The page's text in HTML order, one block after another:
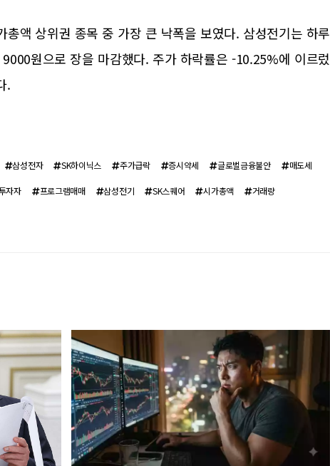
액 상위권 종목 중 가장 큰 낙폭을 보였다. 삼성전기는 하루
원으로 장을 마감했다. 주가 하락률은 -10.25%에 이르렀
.
삼성전자 SK하이닉스 주가급락 증시약세 글로벌금융불안 매도세
자자 프로그램매매 삼성전기 SK스퀘어 시가총액 거래량